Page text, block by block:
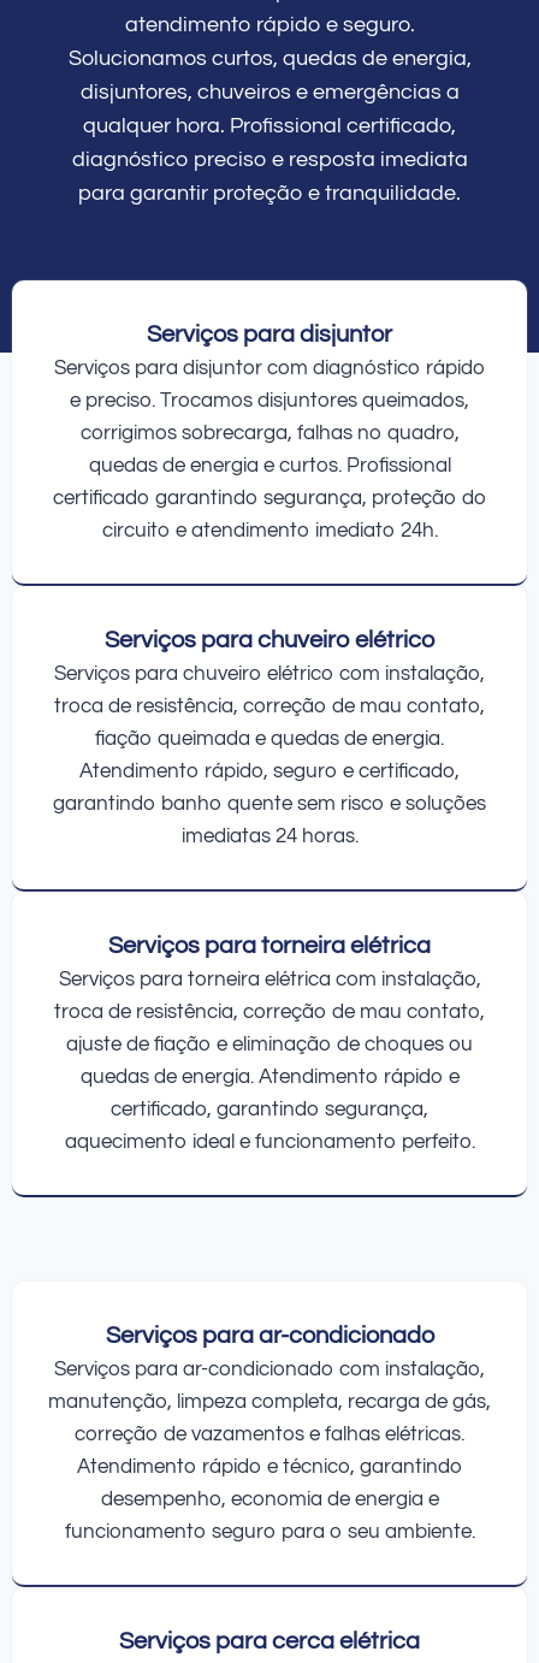
atendimento rápido e seguro.
Solucionamos curtos, quedas de energia,
disjuntores, chuveiros e emergências a
qualquer hora. Profissional certificado,
diagnóstico preciso e resposta imediata
para garantir proteção e tranquilidade.
Serviços para disjuntor
Serviços para disjuntor com diagnóstico rápido
e preciso. Trocamos disjuntores queimados,
corrigimos sobrecarga, falhas no quadro,
quedas de energia e curtos. Profissional
certificado garantindo segurança, proteção do
circuito e atendimento imediato 24h.
Serviços para chuveiro elétrico
Serviços para chuveiro elétrico com instalação,
troca de resistência, correção de mau contato,
fiação queimada e quedas de energia.
Atendimento rápido, seguro e certificado,
garantindo banho quente sem risco e soluções
imediatas 24 horas.
Serviços para torneira elétrica
Serviços para torneira elétrica com instalação,
troca de resistência, correção de mau contato,
ajuste de fiação e eliminação de choques ou
quedas de energia. Atendimento rápido e
certificado, garantindo segurança,
aquecimento ideal e funcionamento perfeito.
Serviços para ar-condicionado
Serviços para ar-condicionado com instalação,
manutenção, limpeza completa, recarga de gás,
correção de vazamentos e falhas elétricas.
Atendimento rápido e técnico, garantindo
desempenho, economia de energia e
funcionamento seguro para o seu ambiente.
Serviços para cerca elétrica